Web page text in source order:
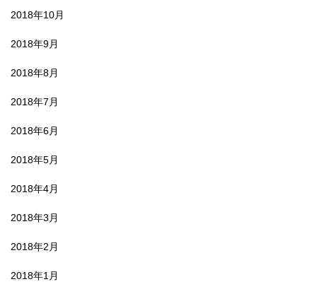
2018年10月
2018年9月
2018年8月
2018年7月
2018年6月
2018年5月
2018年4月
2018年3月
2018年2月
2018年1月